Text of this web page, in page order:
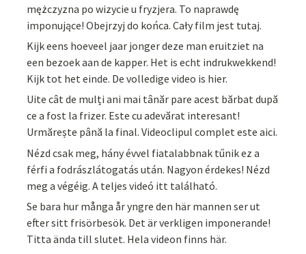
mężczyzna po wizycie u fryzjera. To naprawdę
imponujące! Obejrzyj do końca. Cały film jest tutaj.
Kijk eens hoeveel jaar jonger deze man eruitziet na
een bezoek aan de kapper. Het is echt indrukwekkend!
Kijk tot het einde. De volledige video is hier.
Uite cât de mulți ani mai tânăr pare acest bărbat după
ce a fost la frizer. Este cu adevărat interesant!
Urmărește până la final. Videoclipul complet este aici.
Nézd csak meg, hány évvel fiatalabbnak tűnik ez a
férfi a fodrászlátogatás után. Nagyon érdekes! Nézd
meg a végéig. A teljes videó itt található.
Se bara hur många år yngre den här mannen ser ut
efter sitt frisörbesök. Det är verkligen imponerande!
Titta ända till slutet. Hela videon finns här.